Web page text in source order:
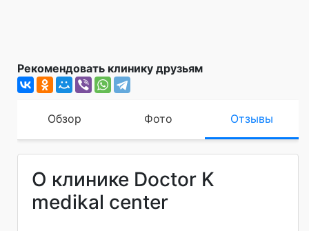
Рекомендовать клинику друзьям
Обзор Фото Отзывы
О клинике Doctor K
medikal center